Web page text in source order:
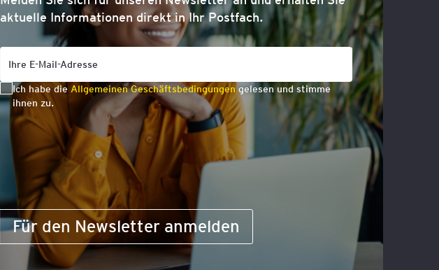
aktuelle Informationen direkt in Ihr Postfach.
Ich habe die Allgemeinen Geschäftsbedingungengelesen und stimme
ihnen zu.
Für den Newsletter anmelden